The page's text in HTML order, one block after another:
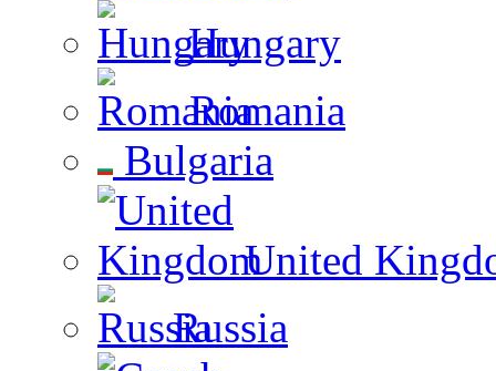
Hungary
Romania
Bulgaria
United
Russia